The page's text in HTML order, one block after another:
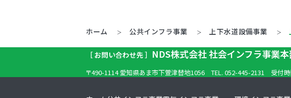
ホーム 公共インフラ事業 上下水道設備事業
［ お問い合わせ先 ］ NDS株式会社 社会インフラ事業本
〒490-1114 愛知県あま市下萱津替地1056 TEL. 052-445-2131 受付